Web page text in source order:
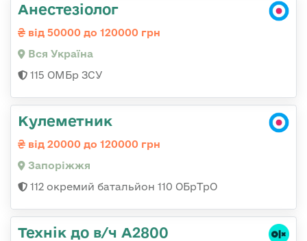
Анестезіолог
від 50000 до 120000 грн
Вся Україна
115 ОМБр ЗСУ
Кулеметник
від 20000 до 120000 грн
Запоріжжя
112 окремий батальйон 110 ОБрТрО
Технік до в/ч А2800